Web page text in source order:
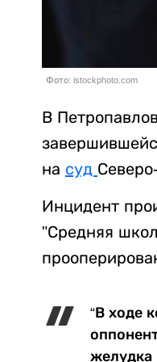
Фото: istockphoto.com
В
на суд
Инцидент
"Средняя
“В ходе
желудка